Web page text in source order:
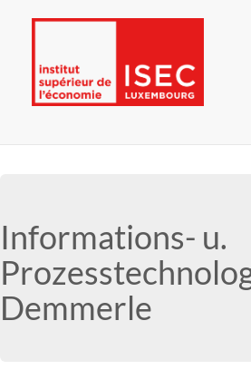
Informations- u.
Demmerle